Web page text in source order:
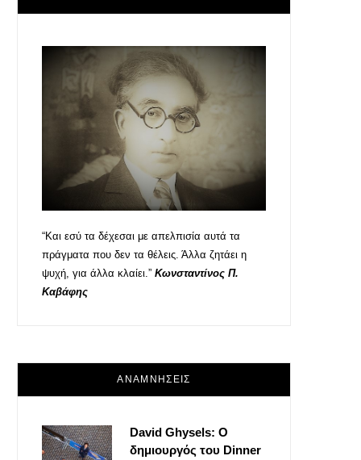
“Και εσύ τα δέχεσαι με απελπισία αυτά τα
πράγματα που δεν τα θέλεις. Άλλα ζητάει η
ψυχή, για άλλα κλαίει.” Κωνσταντίνος Π.
Καβάφης
ΑΝΑΜΝΗΣΕΙΣ
David Ghysels: Ο
δημιουργός του Dinner